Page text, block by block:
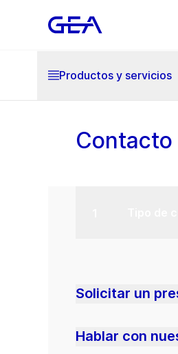
Productos y servicios
Contacto
Solicitar un
Hablar con